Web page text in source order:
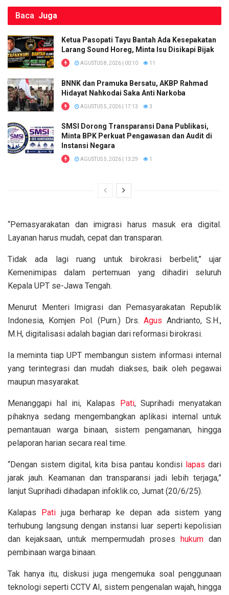
Baca Juga
Ketua Pasopati Tayu Bantah Ada Kesepakatan
Larang Sound Horeg, Minta Isu Disikapi Bijak
AGUSTUS 8, 2026 | 00:10 11
BNNK dan Pramuka Bersatu, AKBP Rahmad
Hidayat Nahkodai Saka Anti Narkoba
AGUSTUS 5, 2026 | 17:13 3
SMSI Dorong Transparansi Dana Publikasi,
Minta BPK Perkuat Pengawasan dan Audit di
Instansi Negara
AGUSTUS 5, 2026 | 13:29 1
“Pemasyarakatan dan imigrasi harus masuk era digital.
Layanan harus mudah, cepat dan transparan.
Tidak ada lagi ruang untuk birokrasi berbelit,” ujar
Kemenimipas dalam pertemuan yang dihadiri seluruh
Kepala UPT se-Jawa Tengah.
Menurut Menteri Imigrasi dan Pemasyarakatan Republik
Indonesia, Komjen Pol. (Purn.) Drs.Agus Andrianto, S.H.,
M.H, digitalisasi adalah bagian dari reformasi birokrasi.
Ia meminta tiap UPT membangun sistem informasi internal
yang terintegrasi dan mudah diakses, baik oleh pegawai
maupun masyarakat.
Menanggapi hal ini, Kalapas Pati, Suprihadi menyatakan
pihaknya sedang mengembangkan aplikasi internal untuk
pemantauan warga binaan, sistem pengamanan, hingga
pelaporan harian secara real time.
“Dengan sistem digital, kita bisa pantau kondisi lapas dari
jarak jauh. Keamanan dan transparansi jadi lebih terjaga,”
lanjut Suprihadi dihadapan infoklik.co, Jumat (20/6/25).
Kalapas Patijuga berharap ke depan ada sistem yang
terhubung langsung dengan instansi luar seperti kepolisian
dan kejaksaan, untuk mempermudah proses hukum dan
pembinaan warga binaan.
Tak hanya itu, diskusi juga mengemuka soal penggunaan
teknologi seperti CCTV AI, sistem pengenalan wajah, hingga